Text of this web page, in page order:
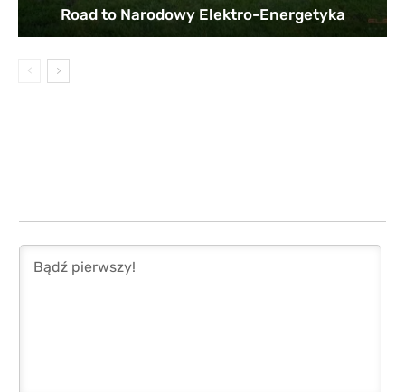
Road to Narodowy Elektro-Energetyka